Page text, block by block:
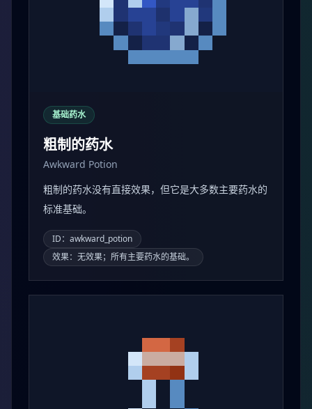
基础药水
粗制的药水
Awkward Potion
粗制的药水没有直接效果，但它是大多数主要药水的
标准基础。
ID：awkward_potion
效果：无效果；所有主要药水的基础。